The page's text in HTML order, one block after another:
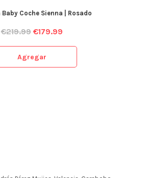
Coche Sienna | Rosado
€219.99 €179.99
Agregar